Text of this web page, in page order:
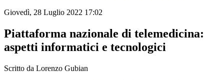
Giovedì, 28 Luglio 2022 17:02
Piattaforma nazionale di telemedicina:
aspetti informatici e tecnologici
Scritto da Lorenzo Gubian